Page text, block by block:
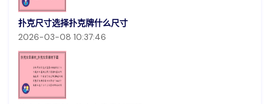
扑克尺寸选择扑克牌什么尺寸
2026-03-08 10:37:46